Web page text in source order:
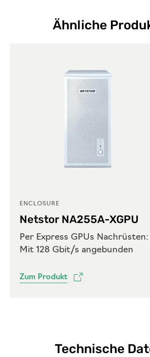
Ähnliche
ENCLOSURE
Netstor NA255A-XGPU
Per Express GPUs Nachrüsten:
Mit 128 Gbit/s angebunden
Zum Produkt
Technische